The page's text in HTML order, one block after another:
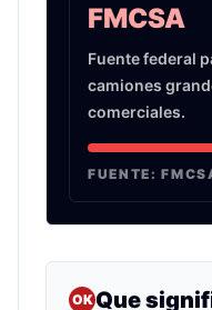
FMCSA
Fuente federal
camiones
comerciales.
FUENTE:
OKQue